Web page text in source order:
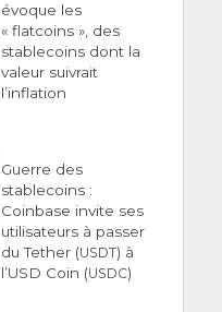
évoque les
« flatcoins », des
stablecoins dont la
valeur suivrait
l’inflation
Guerre des
stablecoins :
Coinbase invite ses
utilisateurs à passer
du Tether (USDT) à
l’USD Coin (USDC)